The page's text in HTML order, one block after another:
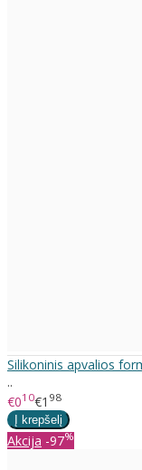
Silikoninis apvalios
..
€010€1 98
Akcija -97%